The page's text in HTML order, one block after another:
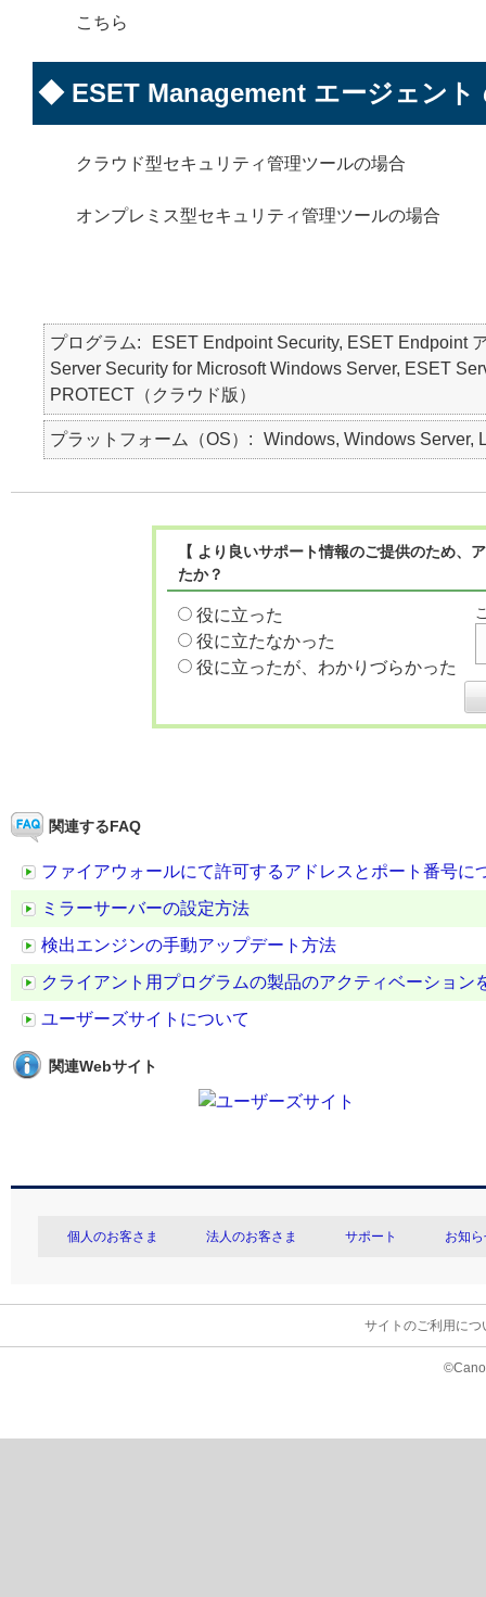
こちら
◆ ESET Management エージェント
クラウド型セキュリティ管理ツールの場合
オンプレミス型セキュリティ管理ツールの場合
プログラム
ESET Endpoint Security, ESET Endpoint
Server Security for Microsoft Windows Server, ESET
PROTECT（クラウド版）
プラットフォーム（OS） Windows, Windows Server,
【 より良いサポート情報のご提供のため
たか？
役に立った
役に立たなかった
役に立ったが、わかりづらかった
関連するFAQ
ファイアウォールにて許可するアドレスとポート番号に
ミラーサーバーの設定方法
検出エンジンの手動アップデート方法
クライアント用プログラムの製品のアクティベーション
ユーザーズサイトについて
関連Webサイト
個人のお客さま 法人のお客さま サポート お知
サイトのご利用につ